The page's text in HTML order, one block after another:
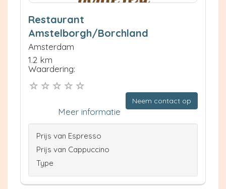
Restaurant
Amstelborgh/Borchland
Amsterdam
1.2 km
Waardering:
Neem contact op
Meer informatie
Prijs van Espresso
Prijs van Cappuccino
Type